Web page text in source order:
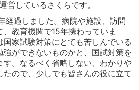
営しているさくらです。
経過しました。病院や施設、訪問
教育機関で15年携わっていま
家試験対策にとても苦しんでいる
ができないものかと、国試対策を
す。なるべく省略しない、わかりや
ので、少しでも皆さんの役に立て